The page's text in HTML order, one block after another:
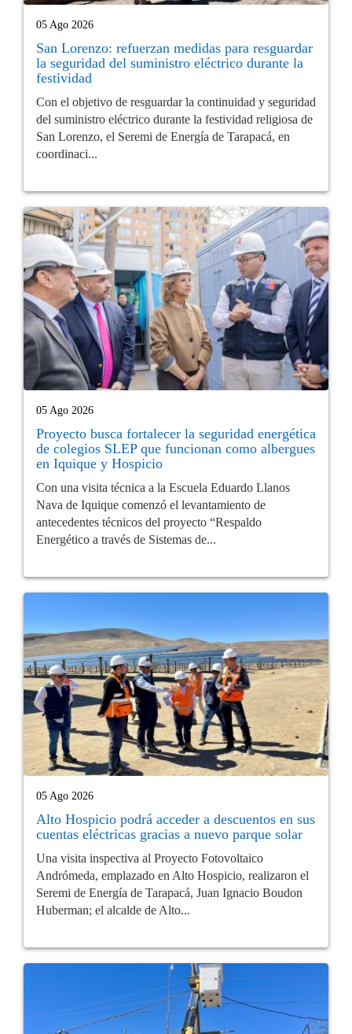
05 Ago 2026
San Lorenzo: refuerzan medidas para resguardar
la seguridad del suministro eléctrico durante la
festividad
Con el objetivo de resguardar la continuidad y seguridad
del suministro eléctrico durante la festividad religiosa de
San Lorenzo, el Seremi de Energía de Tarapacá, en
coordinaci...
05 Ago 2026
Proyecto busca fortalecer la seguridad energética
de colegios SLEP que funcionan como albergues
en Iquique y Hospicio
Con una visita técnica a la Escuela Eduardo Llanos
Nava de Iquique comenzó el levantamiento de
antecedentes técnicos del proyecto “Respaldo
Energético a través de Sistemas de...
05 Ago 2026
Alto Hospicio podrá acceder a descuentos en sus
cuentas eléctricas gracias a nuevo parque solar
Una visita inspectiva al Proyecto Fotovoltaico
Andrómeda, emplazado en Alto Hospicio, realizaron el
Seremi de Energía de Tarapacá, Juan Ignacio Boudon
Huberman; el alcalde de Alto...